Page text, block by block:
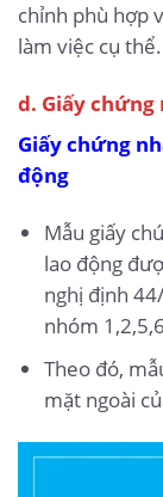
chỉnh phù hợp
làm việc cụ thể.
d. Giấy
Giấy chứng
động
Mẫu giấy
lao động
nghị định
nhóm
Theo đó,
mặt ngoài